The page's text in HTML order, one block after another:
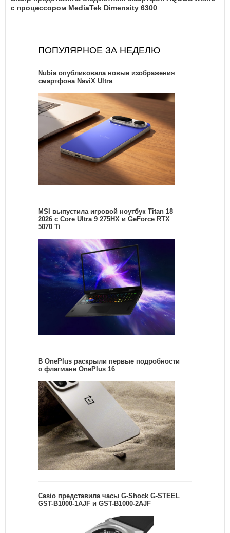
с процессором MediaTek Dimensity 6300
ПОПУЛЯРНОЕ ЗА НЕДЕЛЮ
Nubia опубликовала новые изображения
смартфона NaviX Ultra
MSI выпустила игровой ноутбук Titan 18
2026 с Core Ultra 9 275HX и GeForce RTX
5070 Ti
В OnePlus раскрыли первые подробности
о флагмане OnePlus 16
Casio представила часы G-Shock G-STEEL
GST-B1000-1AJF и GST-B1000-2AJF